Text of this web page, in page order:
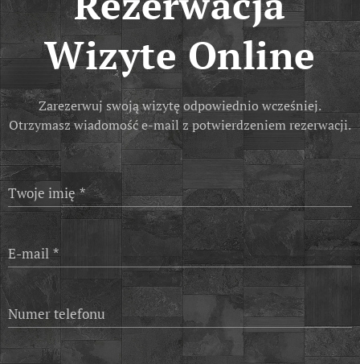
Wizyte Online
Zarezerwuj swoją wizytę odpowiednio wcześniej.
Otrzymasz wiadomość e-mail z potwierdzeniem rezerwacji.
Twoje imię
E-mail
Numer telefonu